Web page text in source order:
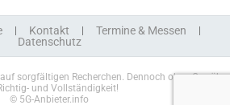
Kontakt
Termine & Messen
Datenschutz
sorgfältigen Recherchen. Dennoch ohne Gewähr
und Vollständigkeit!
© 5G-Anbieter.info